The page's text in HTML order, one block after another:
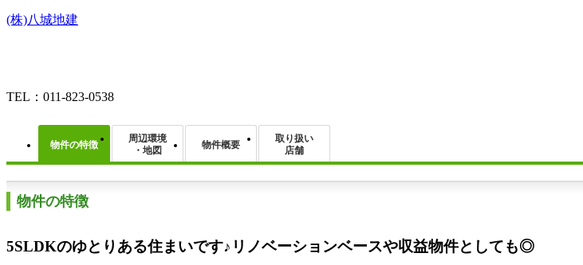
(株)八城地建
TEL：011-823-0538
物件の特徴
周辺環境
・地図
物件概要
取り扱い
店舗
物件の特徴
5SLDKのゆとりある住まいです♪リノベーションベースや収益物件としても◎